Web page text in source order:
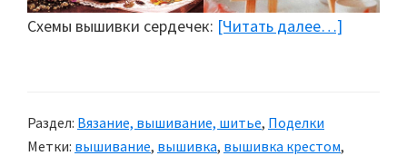
Схемы вышивки сердечек: [Читать далее…]
Раздел: Вязание, вышивание, шитье, Поделки
Метки: вышивание, вышивка, вышивка крестом,